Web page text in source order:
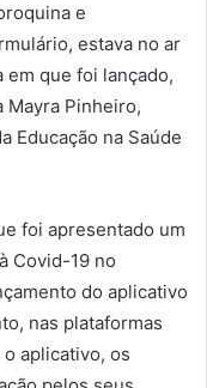
e
estava no ar
que foi lançado,
Mayra Pinheiro,
Educação na Saúde
foi apresentado um
Covid-19 no
do aplicativo
nas plataformas
aplicativo, os